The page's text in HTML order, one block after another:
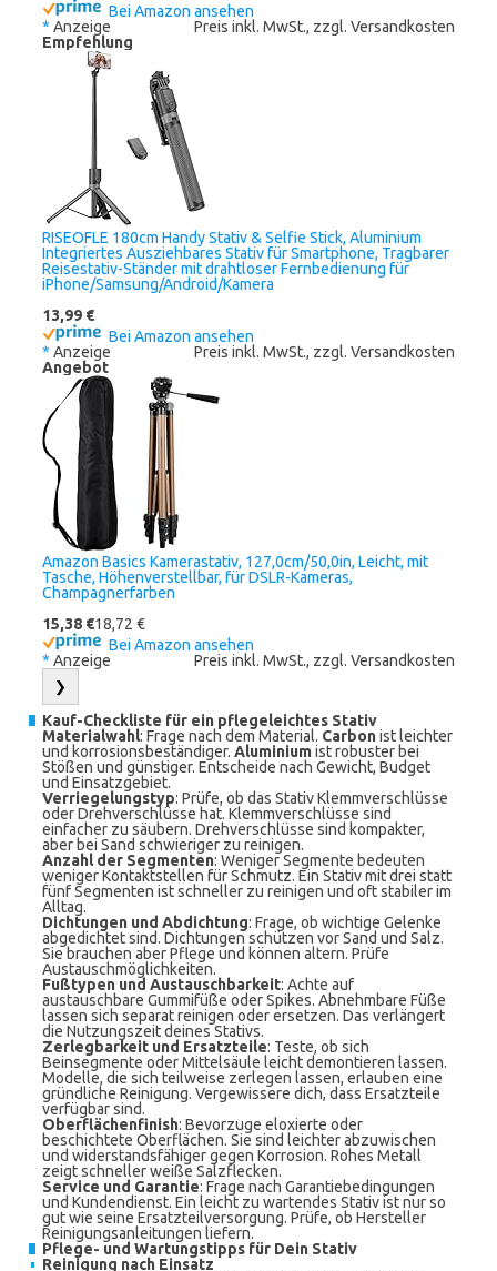
Bei Amazon ansehen
* Anzeige
Preis inkl. MwSt., zzgl. Versandkosten
Empfehlung
RISEOFLE 180cm Handy Stativ & Selfie Stick, Aluminium
Integriertes Ausziehbares Stativ für Smartphone, Tragbarer
Reisestativ-Ständer mit drahtloser Fernbedienung für
iPhone/Samsung/Android/Kamera
13,99 €
Bei Amazon ansehen
* Anzeige
Preis inkl. MwSt., zzgl. Versandkosten
Angebot
Amazon Basics Kamerastativ, 127,0cm/50,0in, Leicht, mit
Tasche, Höhenverstellbar, für DSLR-Kameras,
Champagnerfarben
15,38 €18,72 €
Bei Amazon ansehen
* Anzeige Preis inkl. MwSt., zzgl. Versandkosten
❯
Kauf-Checkliste für ein pflegeleichtes Stativ
Materialwahl: Frage nach dem Material. Carbonist leichter
und korrosionsbeständiger. Aluminiumist robuster bei
Stößen und günstiger. Entscheide nach Gewicht, Budget
und Einsatzgebiet.
Verriegelungstyp: Prüfe, ob das Stativ Klemmverschlüsse
oder Drehverschlüsse hat. Klemmverschlüsse sind
einfacher zu säubern. Drehverschlüsse sind kompakter,
aber bei Sand schwieriger zu reinigen.
Anzahl der Segmenten: Weniger Segmente bedeuten
weniger Kontaktstellen für Schmutz. Ein Stativ mit drei statt
fünf Segmenten ist schneller zu reinigen und oft stabiler im
Alltag.
Dichtungen und Abdichtung: Frage, ob wichtige Gelenke
abgedichtet sind. Dichtungen schützen vor Sand und Salz.
Sie brauchen aber Pflege und können altern. Prüfe
Austauschmöglichkeiten.
Fußtypen und Austauschbarkeit: Achte auf
austauschbare Gummifüße oder Spikes. Abnehmbare Füße
lassen sich separat reinigen oder ersetzen. Das verlängert
die Nutzungszeit deines Stativs.
Zerlegbarkeit und Ersatzteile: Teste, ob sich
Beinsegmente oder Mittelsäule leicht demontieren lassen.
Modelle, die sich teilweise zerlegen lassen, erlauben eine
gründliche Reinigung. Vergewissere dich, dass Ersatzteile
verfügbar sind.
Oberflächenfinish: Bevorzuge eloxierte oder
beschichtete Oberflächen. Sie sind leichter abzuwischen
und widerstandsfähiger gegen Korrosion. Rohes Metall
zeigt schneller weiße Salzflecken.
Service und Garantie: Frage nach Garantiebedingungen
und Kundendienst. Ein leicht zu wartendes Stativ ist nur so
gut wie seine Ersatzteilversorgung. Prüfe, ob Hersteller
Reinigungsanleitungen liefern.
Pflege- und Wartungstipps für Dein Stativ
Reinigung nach Einsatz